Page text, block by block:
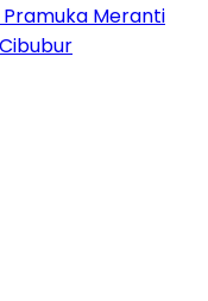
Meranti